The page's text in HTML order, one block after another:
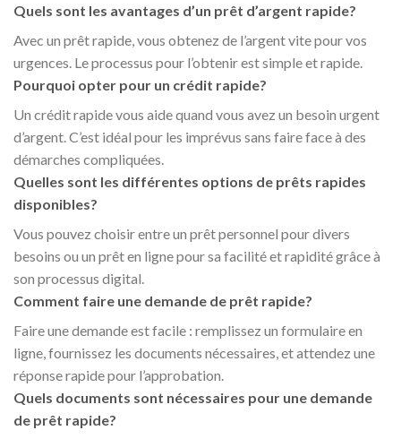
Quels sont les avantages d’un prêt d’argent rapide?
Avec un prêt rapide, vous obtenez de l’argent vite pour vos
urgences. Le processus pour l’obtenir est simple et rapide.
Pourquoi opter pour un crédit rapide?
Un crédit rapide vous aide quand vous avez un besoin urgent
d’argent. C’est idéal pour les imprévus sans faire face à des
démarches compliquées.
Quelles sont les différentes options de prêts rapides
disponibles?
Vous pouvez choisir entre un prêt personnel pour divers
besoins ou un prêt en ligne pour sa facilité et rapidité grâce à
son processus digital.
Comment faire une demande de prêt rapide?
Faire une demande est facile : remplissez un formulaire en
ligne, fournissez les documents nécessaires, et attendez une
réponse rapide pour l’approbation.
Quels documents sont nécessaires pour une demande
de prêt rapide?